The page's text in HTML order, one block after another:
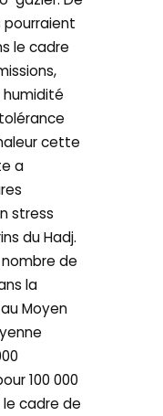
pourraient
le cadre
cette
a
stress
du Hadj.
de
la
Moyen
100 000
le cadre de